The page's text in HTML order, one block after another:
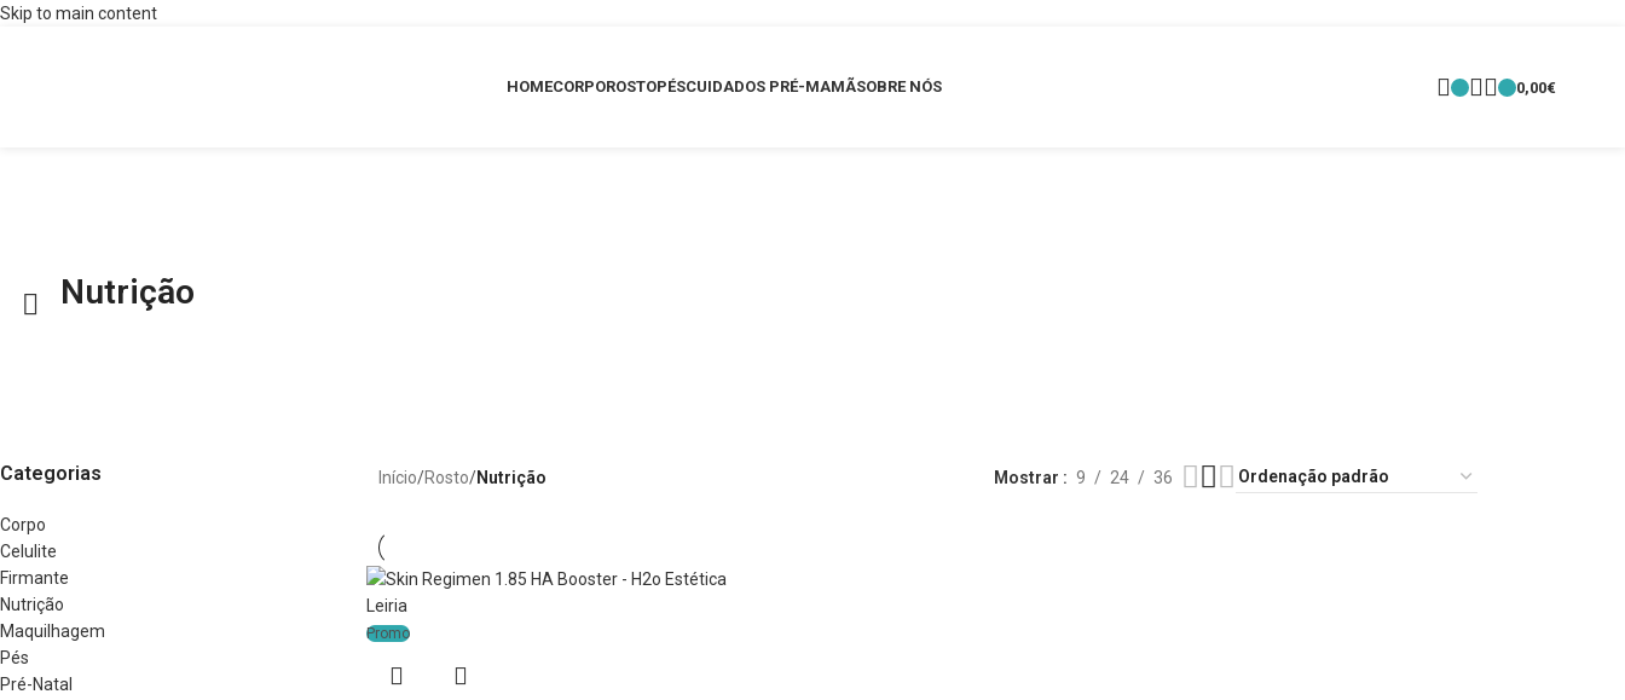
Skip to main content
HOMECORPOROSTOPÉSCUIDADOS PRÉ-MAMÃSOBRE NÓS 0,00€
Nutrição
Categorias
Corpo
Celulite
Firmante
Nutrição
Maquilhagem
Pés
Pré-Natal
Início/Rosto/Nutrição Mostrar 9 24 36
Promo